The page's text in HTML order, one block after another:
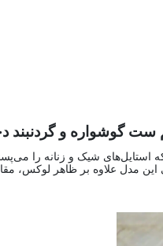
استایل‌های شیک و زنانه را
مدل علاوه بر ظاهر لوکس،